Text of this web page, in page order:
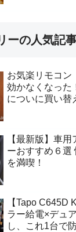
ーの人気記
お気楽リモコン
効かなくなった
についに買い替
【最新版】車
ーおすすめ６選
を満喫！
【Tapo C645D
ラー給電×デュ
し、これ1台で